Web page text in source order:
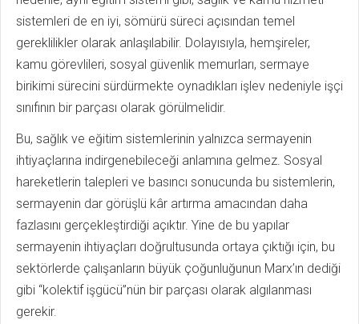
sistemleri de en iyi, sömürü süreci açısından temel
gereklilikler olarak anlaşılabilir. Dolayısıyla, hemşireler,
kamu görevlileri, sosyal güvenlik memurları, sermaye
birikimi sürecini sürdürmekte oynadıkları işlev nedeniyle işçi
sınıfının bir parçası olarak görülmelidir.
Bu, sağlık ve eğitim sistemlerinin yalnızca sermayenin
ihtiyaçlarına indirgenebileceği anlamına gelmez. Sosyal
hareketlerin talepleri ve basıncı sonucunda bu sistemlerin,
sermayenin dar görüşlü kâr artırma amacından daha
fazlasını gerçekleştirdiği açıktır. Yine de bu yapılar
sermayenin ihtiyaçları doğrultusunda ortaya çıktığı için, bu
sektörlerde çalışanların büyük çoğunluğunun Marx’ın dediği
gibi “kolektif işgücü”nün bir parçası olarak algılanması
gerekir.